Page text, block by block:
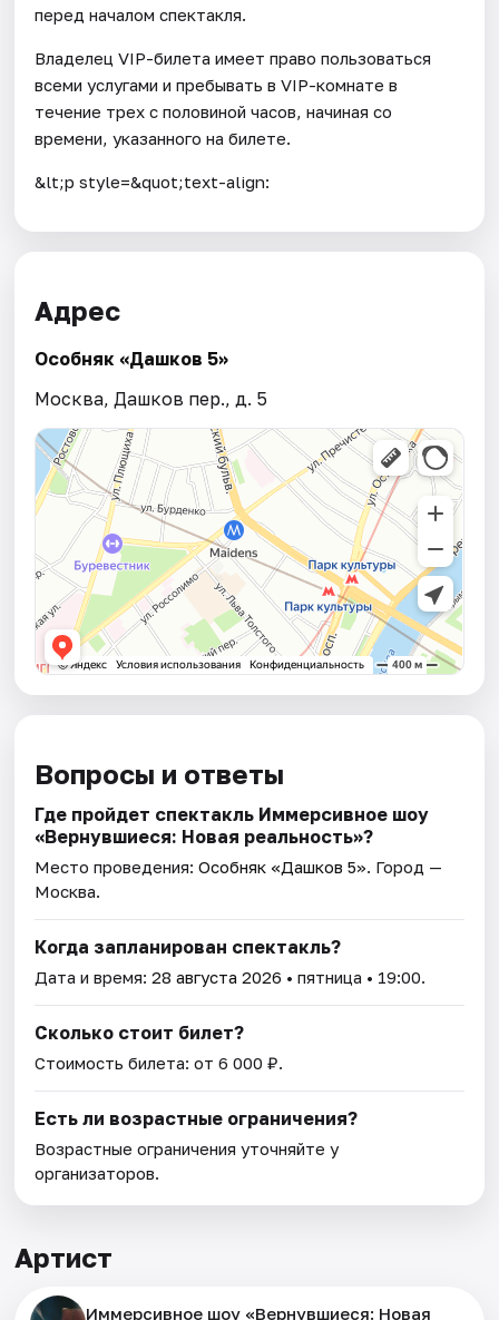
перед началом спектакля.
Владелец VIP-билета имеет право пользоваться
всеми услугами и пребывать в VIP-комнате в
течение трех с половиной часов, начиная со
времени, указанного на билете.
&lt;p style=&quot;text-align:
Адрес
Особняк «Дашков 5»
Москва, Дашков пер., д. 5
Вопросы и ответы
Где пройдет спектакль Иммерсивное шоу
«Вернувшиеся: Новая реальность»?
Место проведения:Особняк «Дашков 5». Город —
Москва.
Когда запланирован спектакль?
Дата и время:28 августа 2026 • пятница • 19:00.
Сколько стоит билет?
Стоимость билета: от 6 000 ₽.
Есть ли возрастные ограничения?
Возрастные ограничения уточняйте у
организаторов.
Артист
Иммерсивное шоу «Вернувшиеся: Новая